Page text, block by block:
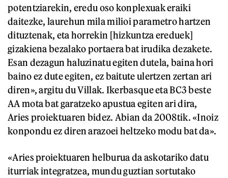
potentziarekin, eredu oso konplexuak eraiki
daitezke, laurehun mila milioi parametro hartzen
dituztenak, eta horrekin [hizkuntza ereduek]
gizakiena bezalako portaera bat irudika dezakete.
Esan dezagun haluzinatu egiten dutela, baina hori
baino ez dute egiten, ez baitute ulertzen zertan ari
diren», argitu du Villak. Ikerbasque eta BC3 beste
AA mota bat garatzeko apustua egiten ari dira,
Aries proiektuaren bidez. Abian da 2008tik. «Inoiz
konpondu ez diren arazoei heltzeko modu bat da».
«Aries proiektuaren helburua da askotariko datu
iturriak integratzea, mundu guztian sortutako